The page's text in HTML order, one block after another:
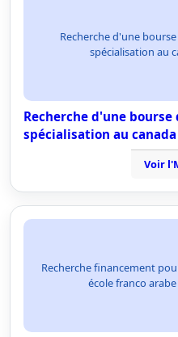
Recherche d'une
spécialisation au
Recherche d'une
spécialisation au
Voir
Recherche financement
école franco